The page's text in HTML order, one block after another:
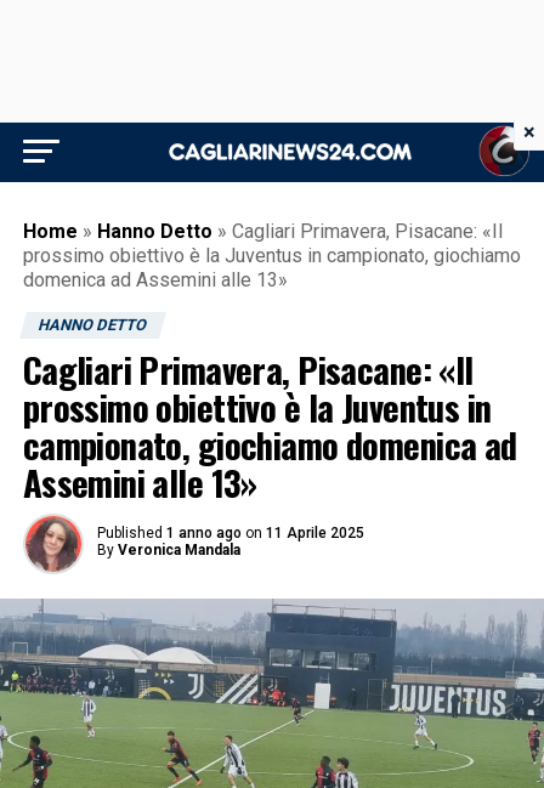
Home » Hanno Detto » Cagliari Primavera, Pisacane: «Il
prossimo obiettivo è la Juventus in campionato, giochiamo
domenica ad Assemini alle 13»
HANNO DETTO
Cagliari Primavera, Pisacane: «Il
prossimo obiettivo è la Juventus in
campionato, giochiamo domenica ad
Assemini alle 13»
Published 1 anno ago on 11 Aprile 2025
By Veronica Mandala
×